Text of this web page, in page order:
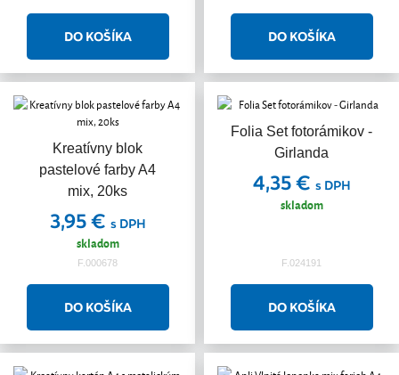
Kreatívny blok
pastelové farby A4
mix, 20ks
3,95 € s DPH
skladom
F.000678
Folia Set fotorámikov -
Girlanda
4,35 € s DPH
skladom
F.024191